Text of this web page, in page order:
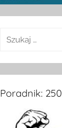
Poradnik: